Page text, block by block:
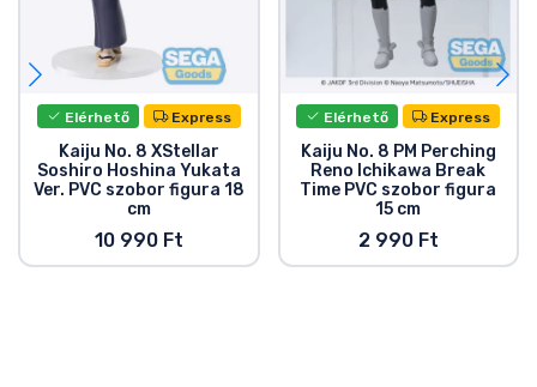
Elérhető Express
Kaiju No. 8 XStellar
Soshiro Hoshina Yukata
Ver. PVC szobor figura 18
cm
10 990 Ft
Elérhető Express
Kaiju No. 8 PM Perching
Reno Ichikawa Break
Time PVC szobor figura
15 cm
2 990 Ft